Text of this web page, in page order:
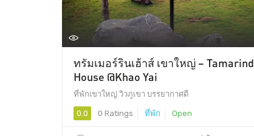
ทรัมเมอร์รินเฮ้าส์ เขาใหญ่ – Tamarind
House @Khao Yai
ที่พักเขาใหญ่ วิวภูเขา บรรยากาศดี
0.0 0 Ratings ที่พัก Open